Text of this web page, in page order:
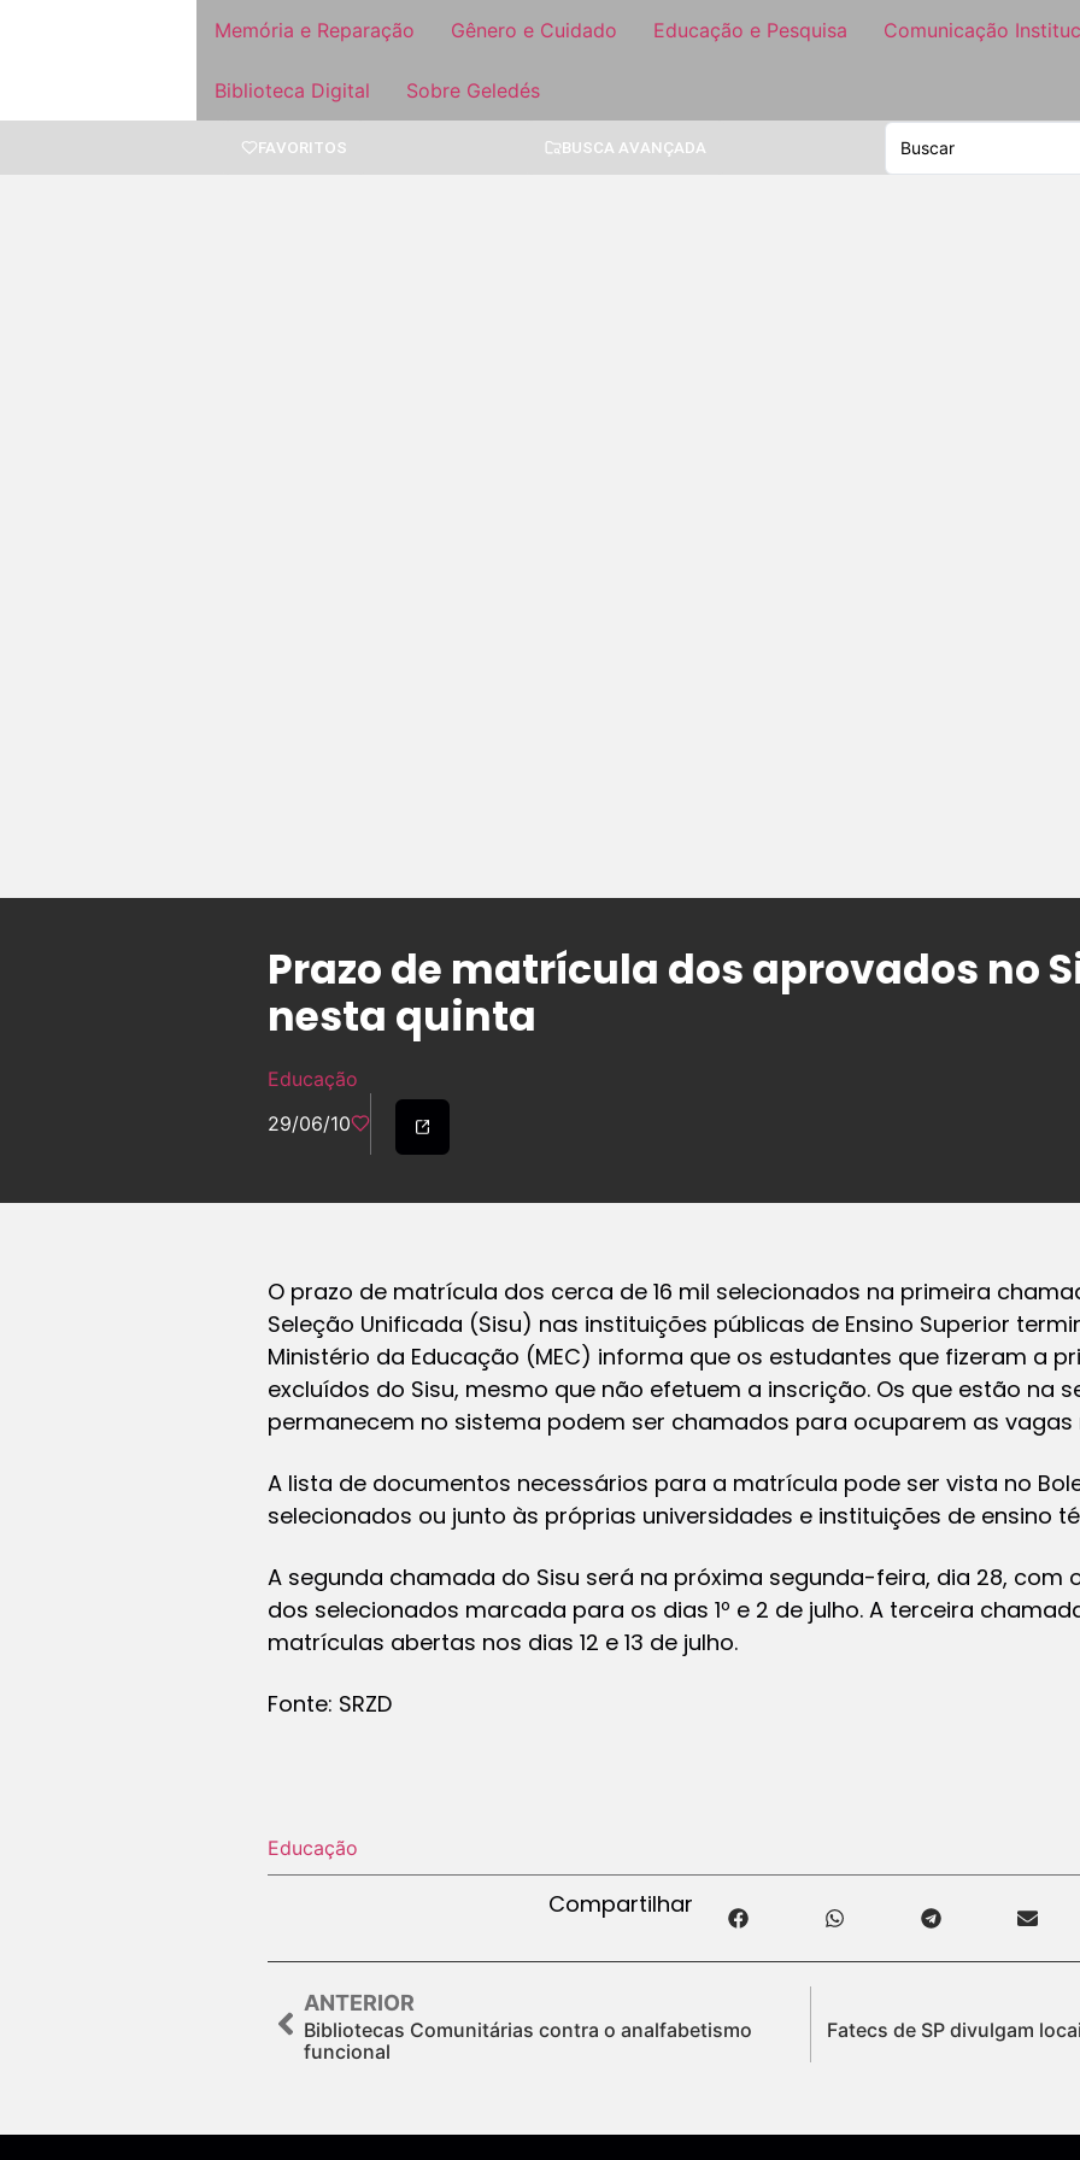
Memória e Reparação Gênero e Cuidado Educação e Pesquisa Comunicação
Biblioteca Digital Sobre Geledés
FAVORITOS BUSCA AVANÇADA
Prazo de matrícula dos aprovados no
nesta quinta
Educação
29/06/10
O prazo de matrícula dos cerca de 16 mil selecionados na primeira
Seleção Unificada (Sisu) nas instituições públicas de Ensino Superior
Ministério da Educação (MEC) informa que os estudantes que fizeram a
excluídos do Sisu, mesmo que não efetuem a inscrição. Os que estão na
permanecem no sistema podem ser chamados para ocuparem as
A lista de documentos necessários para a matrícula pode ser vista no
selecionados ou junto às próprias universidades e instituições de ensino
A segunda chamada do Sisu será na próxima segunda-feira, dia 28, com
dos selecionados marcada para os dias 1º e 2 de julho. A terceira
matrículas abertas nos dias 12 e 13 de julho.
Fonte: SRZD
Educação
Compartilhar
ANTERIOR
Bibliotecas Comunitárias contra o analfabetismo
funcional
Fatecs de SP divulgam